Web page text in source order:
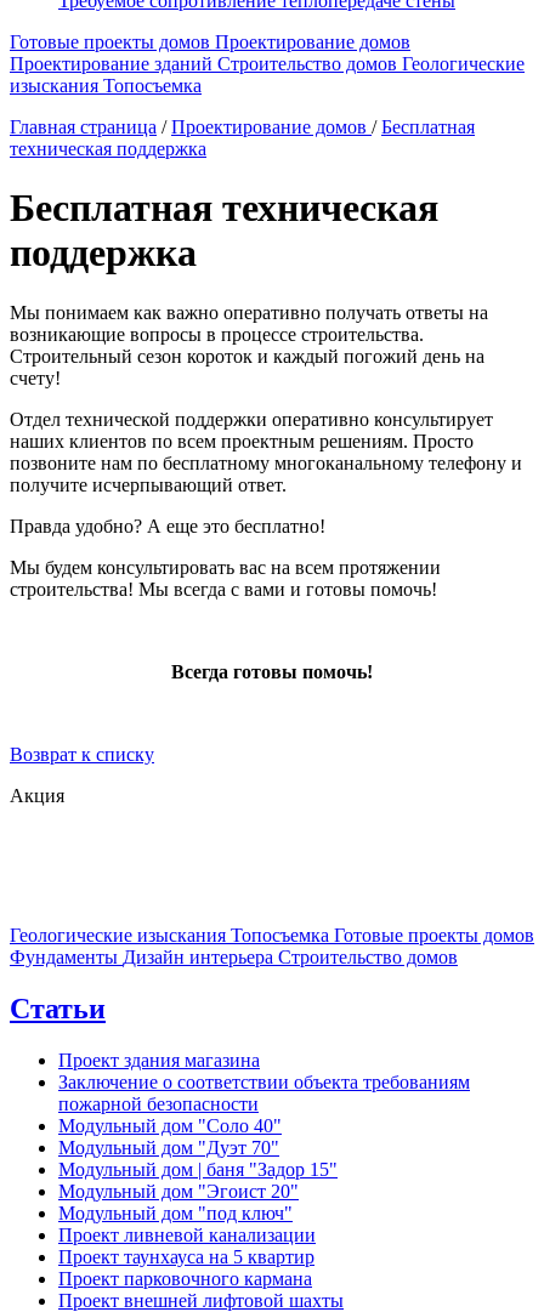
Готовые проекты домов Проектирование домов
Проектирование зданий Строительство домов Геологические
изыскания Топосъемка
Главная страница / Проектирование домов / Бесплатная
техническая поддержка
Бесплатная техническая
поддержка
Мы понимаем как важно оперативно получать ответы на
возникающие вопросы в процессе строительства.
Строительный сезон короток и каждый погожий день на
счету!
Отдел технической поддержки оперативно консультирует
наших клиентов по всем проектным решениям. Просто
позвоните нам по бесплатному многоканальному телефону и
получите исчерпывающий ответ.
Правда удобно? А еще это бесплатно!
Мы будем консультировать вас на всем протяжении
строительства! Мы всегда с вами и готовы помочь!
Всегда готовы помочь!
Возврат к списку
Акция
Геологические изыскания Топосъемка Готовые проекты домов
Фундаменты Дизайн интерьера Строительство домов
Статьи
Проект здания магазина
Заключение о соответствии объекта требованиям
пожарной безопасности
Модульный дом "Соло 40"
Модульный дом "Дуэт 70"
Модульный дом | баня "Задор 15"
Модульный дом "Эгоист 20"
Модульный дом "под ключ"
Проект ливневой канализации
Проект таунхауса на 5 квартир
Проект парковочного кармана
Проект внешней лифтовой шахты